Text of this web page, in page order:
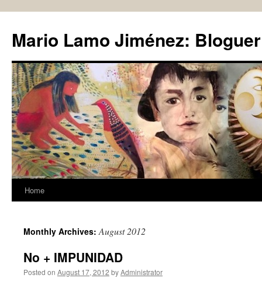
content
Mario Lamo Jiménez:
Home
Monthly Archives:August 2012
No + IMPUNIDAD
Posted on August 17, 2012 byAdministrator